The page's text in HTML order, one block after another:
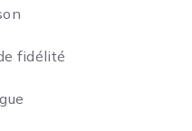
fidélité